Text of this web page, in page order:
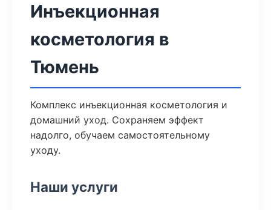
Инъекционная
косметология в
Тюмень
Комплекс инъекционная косметология и
домашний уход. Сохраняем эффект
надолго, обучаем самостоятельному
уходу.
Наши услуги